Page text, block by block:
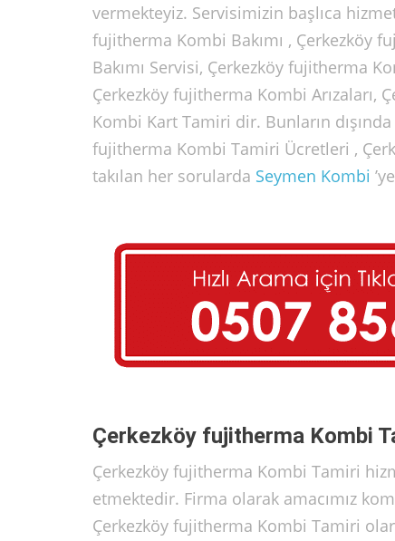
vermekteyiz. Servisimizin başlıca
fujitherma Kombi Bakımı , Çerkezköy
Bakımı Servisi, Çerkezköy fujitherma
Çerkezköy fujitherma Kombi Arızaları,
Kombi Kart Tamiri dir. Bunların
fujitherma Kombi Tamiri Ücretleri ,
takılan her sorularda Seymen Kombi
Çerkezköy fujitherma Kombi
Çerkezköy fujitherma Kombi Tamiri
etmektedir. Firma olarak amacımız
Çerkezköy fujitherma Kombi Tamiri